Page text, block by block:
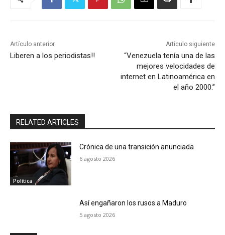
Artículo anterior
Liberen a los periodistas!!
Artículo siguiente
“Venezuela tenía una de las
mejores velocidades de
internet en Latinoamérica en
el año 2000.”
RELATED ARTICLES
Política
Crónica de una transición anunciada
6 agosto 2026
Así engañaron los rusos a Maduro
5 agosto 2026